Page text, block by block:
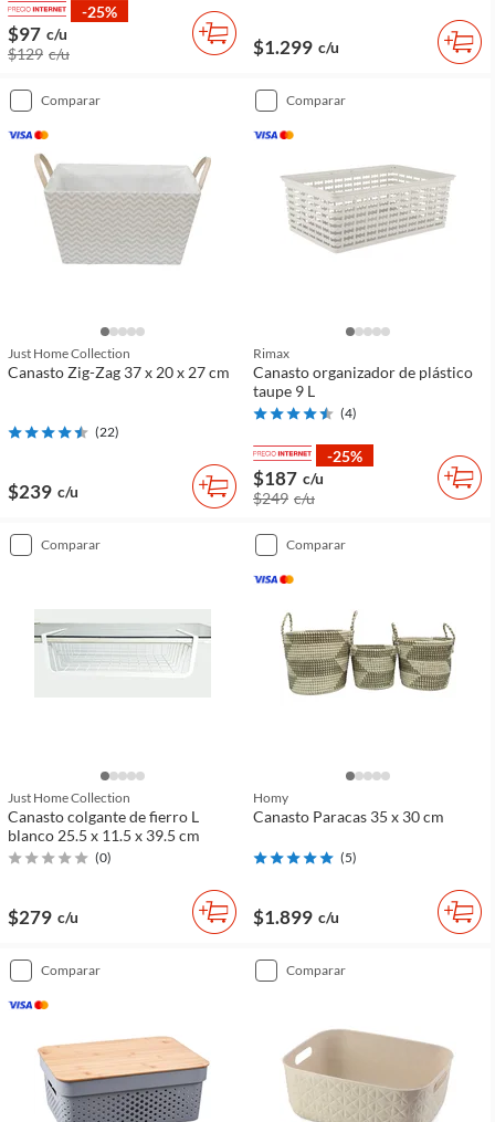
-25%
$97 c/u
$129 c/u $1.299 c/u
comparar
Just Home Collection
Canasto Zig-Zag 37 x 20 x 27 cm
(22)
$239 c/u
comparar
Rimax
Canasto organizador de plástico
taupe 9 L
(4)
-25%
$187 c/u
$249 c/u
comparar
Just Home Collection
Canasto colgante de fierro L
blanco 25.5 x 11.5 x 39.5 cm
(0)
$279 c/u
comparar
Homy
Canasto Paracas 35 x 30 cm
(5)
$1.899 c/u
comparar comparar